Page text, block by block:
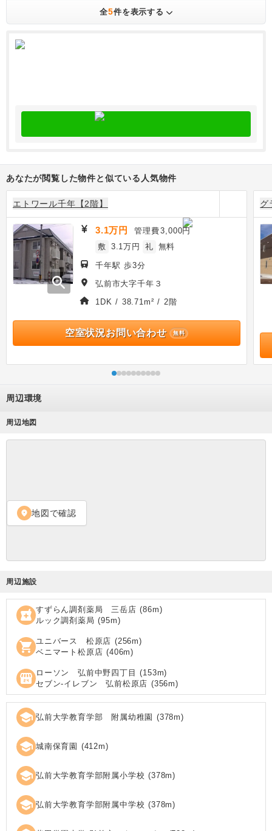
全5件を表示する
あなたが閲覧した物件と似ている人気物件
エトワール千年【2階】
zoom_in
3.1万円 管理費3,000円
敷 3.1万円 礼 無料
千年駅 歩3分
弘前市大字千年３
1DK / 38.71m² / 2階
空室状況お問い合わせ 無料
グ
周辺環境
周辺地図
location_on 地図で確認
周辺施設
local_pharmacy すずらん調剤薬局 三岳店 (86m)
ルック調剤薬局 (95m)
shopping_cart ユニバース 松原店 (256m)
ベニマート松原店 (406m)
local_convenience_store ローソン 弘前中野四丁目 (153m)
セブン‐イレブン 弘前松原店 (356m)
school 弘前大学教育学部 附属幼稚園 (378m)
school 城南保育園 (412m)
school 弘前大学教育学部附属小学校 (378m)
school 弘前大学教育学部附属中学校 (378m)